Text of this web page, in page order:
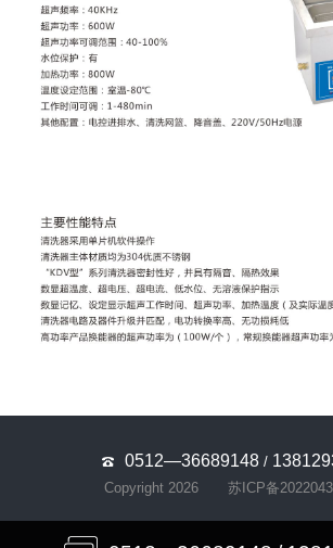
0512—36689148 /
Copyright 2026 苏ICP备